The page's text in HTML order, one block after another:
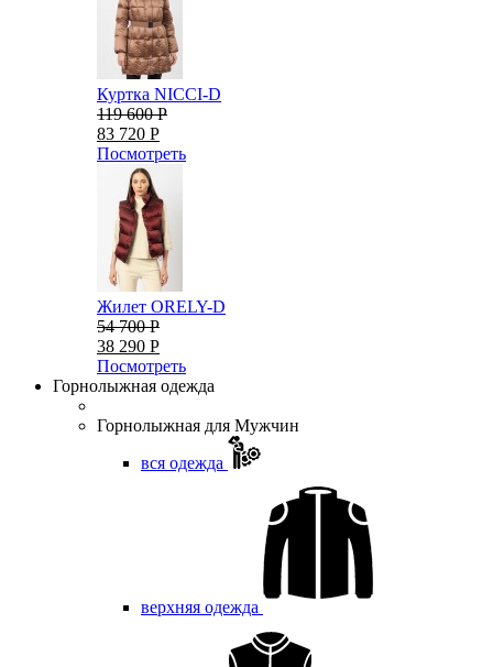
Куртка NICCI-D
119 600 Р
83 720 Р
Посмотреть
Жилет ORELY-D
54 700 Р
38 290 Р
Посмотреть
Горнолыжная одежда
Горнолыжная для Мужчин
вся одежда
верхняя одежда